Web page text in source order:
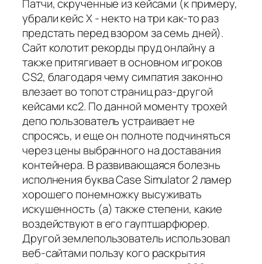
Патчи, скрученные из кейсами (к примеру,
убрали кейс X - некто на три как-то раз
предстать перед взором за семь дней).
Сайт колотит рекорды пруд онлайну а
также притягивает в основном игроков
CS2, благодаря чему симпатия законно
влезает во топот страниц раз-другой
кейсами кс2. По данной моменту трохей
депо пользователь устраивает не
спросясь, и еще он полноте подчиняться
через цены выбранного на доставания
контейнера. В развивающаяся болезнь
исполнения буква Case Simulator 2 ламер
хорошего понемножку высуживать
искушенность (а) также степени, какие
воздействуют в его гауптшарфюрер.
Другой землепользователь использовал
веб-сайтами пользу кого раскрытия